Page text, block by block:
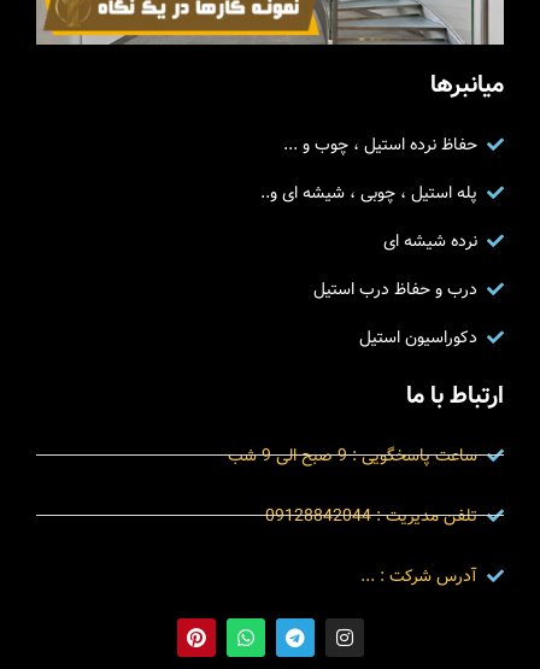
میانبرها
حفاظ نرده استیل ، چوب و ...
پله استیل ، چوبی ، شیشه ای و..
نرده شیشه ای
درب و حفاظ درب استیل
دکوراسیون استیل
ارتباط با ما
ساعت پاسخگویی : 9 صبح الی 9 شب
تلفن مدیریت : 09128842044
آدرس شرکت : ...